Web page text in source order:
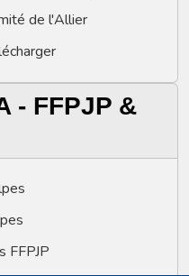
de l'Allier
- FFPJP &
FFPJP